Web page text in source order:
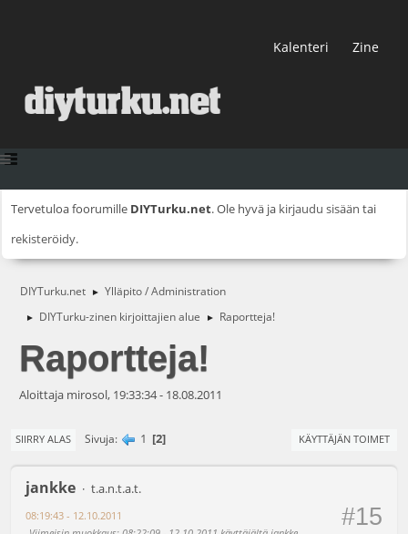
Kalenteri Zine
Tervetuloa foorumille DIYTurku.net. Ole hyvä ja kirjaudu sisään tai
rekisteröidy.
DIYTurku.net ► Ylläpito / Administration
► DIYTurku-zinen kirjoittajien alue ► Raportteja!
Raportteja!
Aloittaja mirosol, 19:33:34 - 18.08.2011
SIIRRY ALAS Sivuja 1 2 KÄYTTÄJÄN TOIMET
jankke t.a.n.t.a.t.
#15
08:19:43 - 12.10.2011